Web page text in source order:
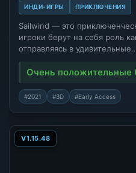
ИНДИ-ИГРЫ ПРИКЛЮЧЕНИЯ
Sailwind — это
игроки берут на себя роль
отправляясь в
Очень положительные
#2021 #3D #Early Access
V1.15.48